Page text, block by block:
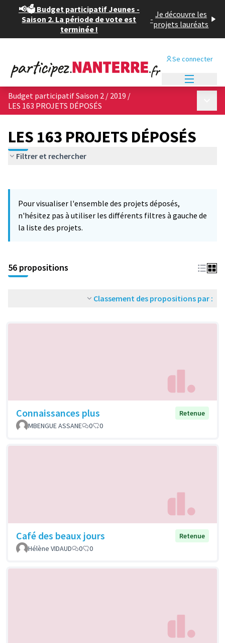
📢🗳️ Budget participatif Jeunes -
Saison 2. La période de vote est
terminée !
- Je découvre les
projets lauréats
Se connecter
Budget participatif Saison 2 / 2019 /
LES 163 PROJETS DÉPOSÉS
LES 163 PROJETS DÉPOSÉS
Filtrer et rechercher
−
Pour visualiser l'ensemble des projets déposés,
n'hésitez pas à utiliser les différents filtres à gauche de
la liste des projets.
56 propositions
Classement des propositions par :
Connaissances plus
Retenue
MBENGUE ASSANE
0 0
Café des beaux jours
Retenue
Hélène VIDAUD
0 0